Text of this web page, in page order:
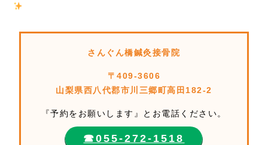
さんぐん橋鍼灸接骨院
〒409-3606
山梨県西八代郡市川三郷町高田182-2
『予約をお願いします』とお電話ください。
☎︎055-272-1518